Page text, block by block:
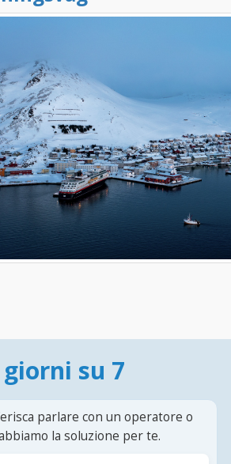
su 7
parlare con un operatore o
la soluzione per te.